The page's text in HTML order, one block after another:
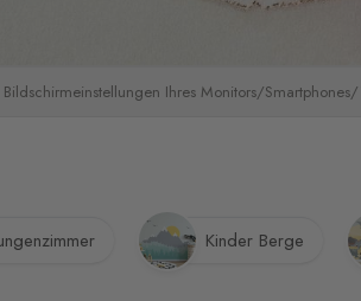
Ihres Monitors/
Kinder Berge